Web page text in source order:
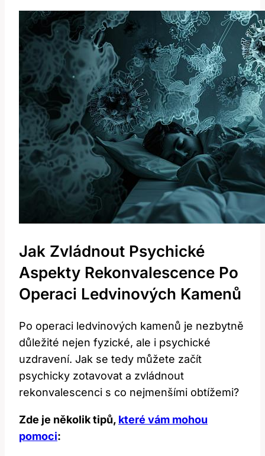
Jak Zvládnout Psychické
Aspekty Rekonvalescence Po
Operaci Ledvinových Kamenů
Po operaci ledvinových kamenů je nezbytně
důležité nejen fyzické, ale i psychické
uzdravení. Jak se tedy můžete začít
psychicky zotavovat a zvládnout
rekonvalescenci s co nejmenšími obtížemi?
Zde je několik tipů, které vám mohou
pomoci: